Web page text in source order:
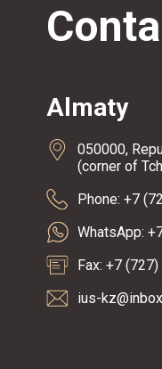
Almaty
050000,
(corner of
Phone: +7
WhatsApp:
Fax: +7
ius-